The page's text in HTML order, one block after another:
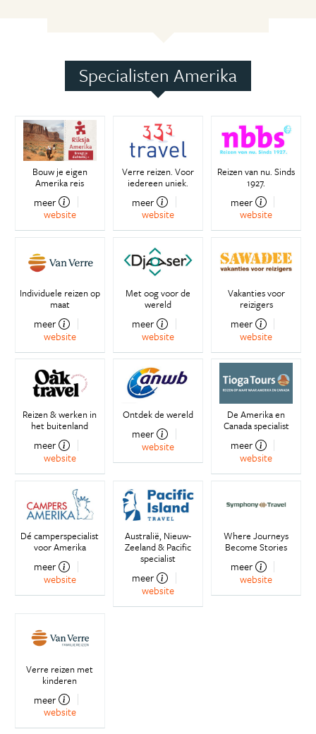
Specialisten Amerika
Bouw je eigen
Amerika reis
meer
website
Verre reizen. Voor
iedereen uniek.
meer
website
Reizen van nu. Sinds
1927.
meer
website
Individuele reizen op
maat
meer
website
Met oog voor de
wereld
meer
website
Vakanties voor
reizigers
meer
website
Reizen & werken in
het buitenland
meer
website
Ontdek de wereld
meer
website
De Amerika en
Canada specialist
meer
website
Dé camperspecialist
voor Amerika
meer
website
Australië, Nieuw-
Zeeland & Pacific
specialist
meer
website
Where Journeys
Become Stories
meer
website
Verre reizen met
kinderen
meer
website